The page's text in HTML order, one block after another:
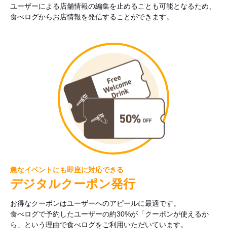
ユーザーによる店舗情報の編集を止めることも可能となるため、
食べログからお店情報を発信することができます。
急なイベントにも即座に対応できる
デジタルクーポン発行
お得なクーポンはユーザーへのアピールに最適です。
食べログで予約したユーザーの約30%が「クーポンが使えるか
ら」という理由で食べログをご利用いただいています。